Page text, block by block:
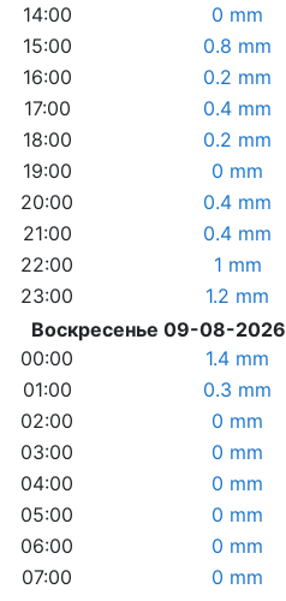
14:00
0 mm
15:00
0.8 mm
16:00
0.2 mm
17:00
0.4 mm
18:00
0.2 mm
19:00
0 mm
20:00
0.4 mm
21:00
0.4 mm
22:00
1 mm
23:00
1.2 mm
Воскресенье 09-08-2026
00:00
1.4 mm
01:00
0.3 mm
02:00
0 mm
03:00
0 mm
04:00
0 mm
05:00
0 mm
06:00
0 mm
07:00
0 mm